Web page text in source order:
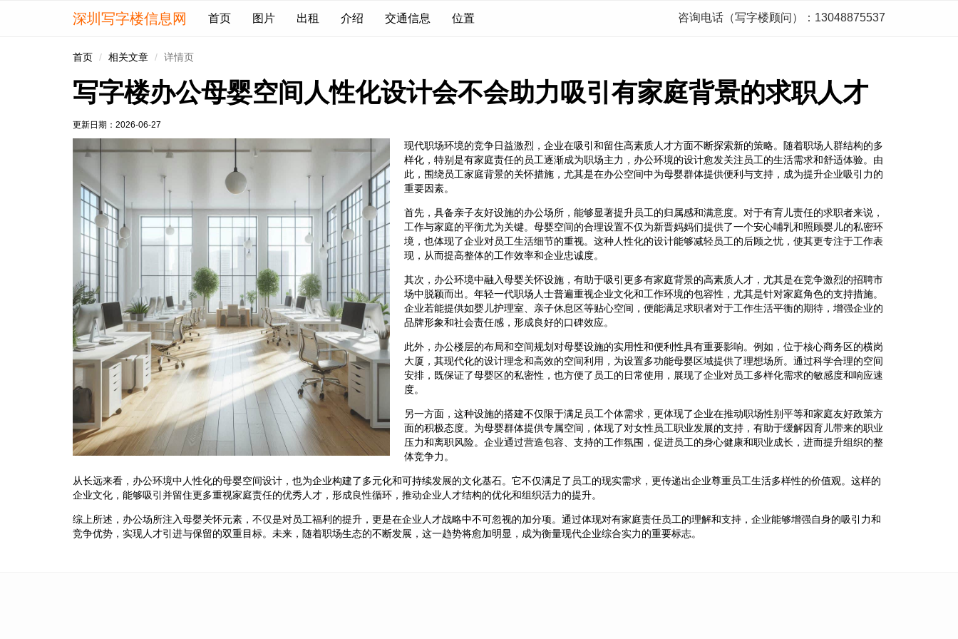
深圳写字楼信息网 首页 图片 出租 介绍 交通信息 位置 咨询电话（写字楼顾问）：13048875537
首页 相关文章 详情页
写字楼办公母婴空间人性化设计会不会助力吸引有家庭背景的求职人才
更新日期： 2026-06-27
现代职场环境的竞争日益激烈，企业在吸引和留住高素质人才方面不断探索新的策略。随着职场人群结构的多
样化，特别是有家庭责任的员工逐渐成为职场主力，办公环境的设计愈发关注员工的生活需求和舒适体验。由
此，围绕员工家庭背景的关怀措施，尤其是在办公空间中为母婴群体提供便利与支持，成为提升企业吸引力的
重要因素。
首先，具备亲子友好设施的办公场所，能够显著提升员工的归属感和满意度。对于有育儿责任的求职者来说，
工作与家庭的平衡尤为关键。母婴空间的合理设置不仅为新晋妈妈们提供了一个安心哺乳和照顾婴儿的私密环
境，也体现了企业对员工生活细节的重视。这种人性化的设计能够减轻员工的后顾之忧，使其更专注于工作表
现，从而提高整体的工作效率和企业忠诚度。
其次，办公环境中融入母婴关怀设施，有助于吸引更多有家庭背景的高素质人才，尤其是在竞争激烈的招聘市
场中脱颖而出。年轻一代职场人士普遍重视企业文化和工作环境的包容性，尤其是针对家庭角色的支持措施。
企业若能提供如婴儿护理室、亲子休息区等贴心空间，便能满足求职者对于工作生活平衡的期待，增强企业的
品牌形象和社会责任感，形成良好的口碑效应。
此外，办公楼层的布局和空间规划对母婴设施的实用性和便利性具有重要影响。例如，位于核心商务区的横岗
大厦，其现代化的设计理念和高效的空间利用，为设置多功能母婴区域提供了理想场所。通过科学合理的空间
安排，既保证了母婴区的私密性，也方便了员工的日常使用，展现了企业对员工多样化需求的敏感度和响应速
度。
另一方面，这种设施的搭建不仅限于满足员工个体需求，更体现了企业在推动职场性别平等和家庭友好政策方
面的积极态度。为母婴群体提供专属空间，体现了对女性员工职业发展的支持，有助于缓解因育儿带来的职业
压力和离职风险。企业通过营造包容、支持的工作氛围，促进员工的身心健康和职业成长，进而提升组织的整
体竞争力。
从长远来看，办公环境中人性化的母婴空间设计，也为企业构建了多元化和可持续发展的文化基石。它不仅满足了员工的现实需求，更传递出企业尊重员工生活多样性的价值观。这样的
企业文化，能够吸引并留住更多重视家庭责任的优秀人才，形成良性循环，推动企业人才结构的优化和组织活力的提升。
综上所述，办公场所注入母婴关怀元素，不仅是对员工福利的提升，更是在企业人才战略中不可忽视的加分项。通过体现对有家庭责任员工的理解和支持，企业能够增强自身的吸引力和
竞争优势，实现人才引进与保留的双重目标。未来，随着职场生态的不断发展，这一趋势将愈加明显，成为衡量现代企业综合实力的重要标志。